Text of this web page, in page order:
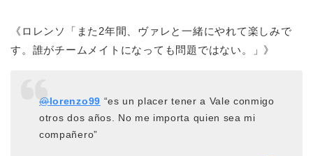
《ロレンソ「また2年間、ヴァレと一緒にやれて楽しみで
す。誰がチームメイトになっても問題ではない。」》
@lorenzo99 “es un placer tener a Vale conmigo
otros dos años. No me importa quien sea mi
compañero”